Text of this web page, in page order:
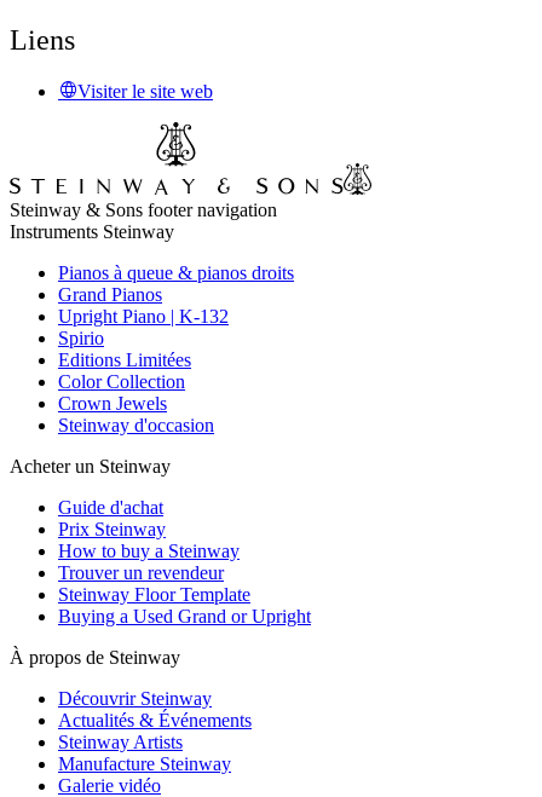
Liens
Visiter le site web
Steinway & Sons footer navigation
Instruments Steinway
Pianos à queue & pianos droits
Grand Pianos
Upright Piano | K-132
Spirio
Editions Limitées
Color Collection
Crown Jewels
Steinway d'occasion
Acheter un Steinway
Guide d'achat
Prix Steinway
How to buy a Steinway
Trouver un revendeur
Steinway Floor Template
Buying a Used Grand or Upright
À propos de Steinway
Découvrir Steinway
Actualités & Événements
Steinway Artists
Manufacture Steinway
Galerie vidéo